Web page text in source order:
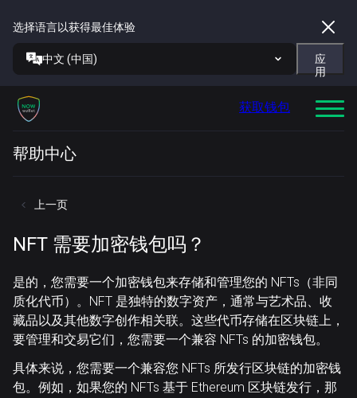
选择语言以获得最佳体验
中文 (中国)
应
用
获取钱包
帮助中心
上一页
NFT 需要加密钱包吗？
是的，您需要一个加密钱包来存储和管理您的 NFTs（非同
质化代币）。NFT 是独特的数字资产，通常与艺术品、收
藏品以及其他数字创作相关联。这些代币存储在区块链上，
要管理和交易它们，您需要一个兼容 NFTs 的加密钱包。
具体来说，您需要一个兼容您 NFTs 所发行区块链的加密钱
包。例如，如果您的 NFTs 基于 Ethereum 区块链发行，那